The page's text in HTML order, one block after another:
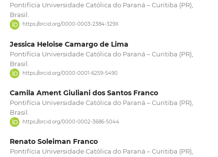
Pontifícia Universidade Católica do Paraná – Curitiba (PR),
Brasil.
https://orcid.org/0000-0003-2384-329X
Jessica Heloise Camargo de Lima
Pontifícia Universidade Católica do Paraná – Curitiba (PR),
Brasil.
https://orcid.org/0000-0001-6259-5490
Camila Ament Giuliani dos Santos Franco
Pontifícia Universidade Católica do Paraná – Curitiba (PR),
Brasil.
https://orcid.org/0000-0002-3686-5044
Renato Soleiman Franco
Pontifícia Universidade Católica do Paraná – Curitiba (PR),